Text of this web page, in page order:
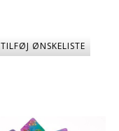
TILFØJ ØNSKELISTE